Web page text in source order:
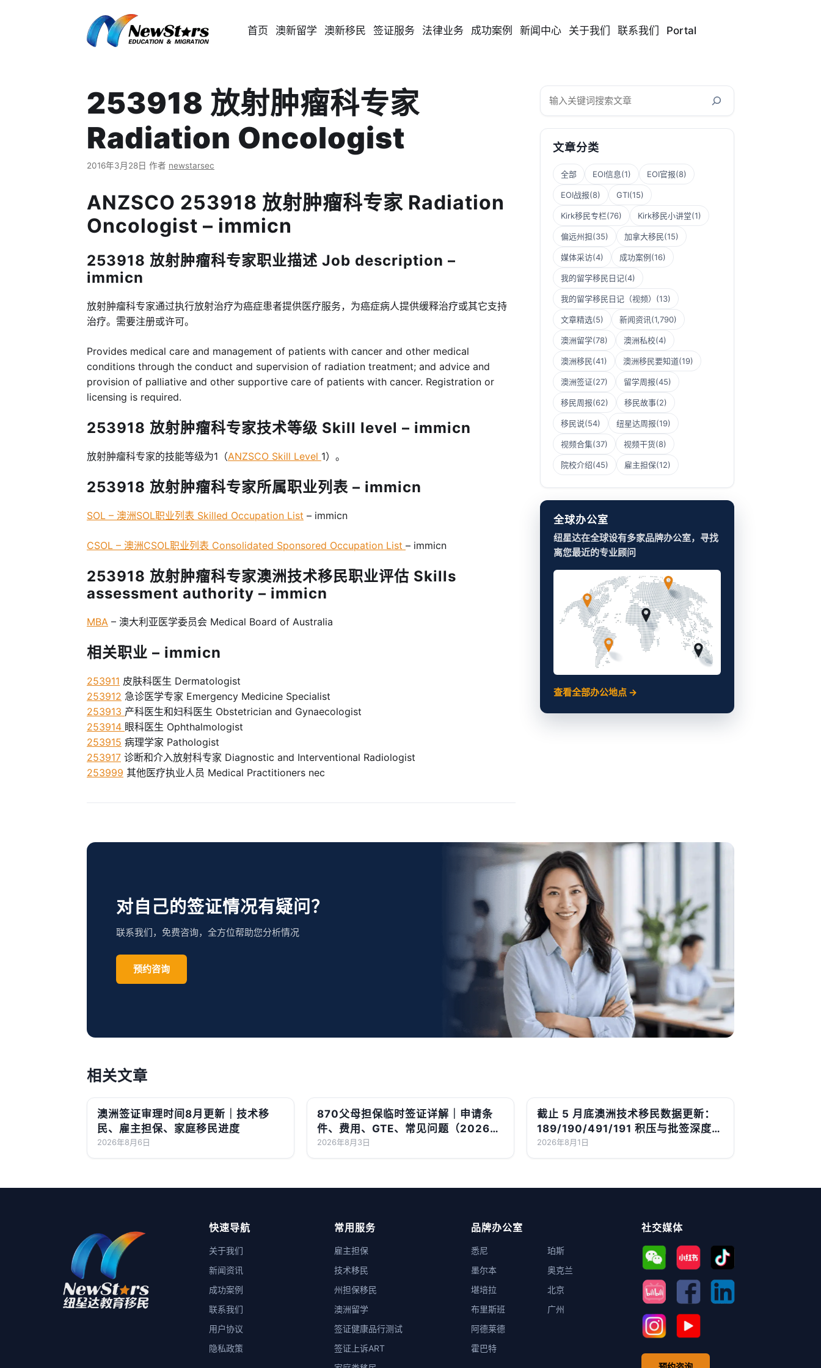
首页 澳新留学 澳新移民 签证服务 法律业务 成功案例 新闻中心 关于我们 联系我们 Portal
253918 放射肿瘤科专家
Radiation Oncologist
2016年3月28日 作者 newstarsec
ANZSCO 253918 放射肿瘤科专家 Radiation
Oncologist – immicn
253918 放射肿瘤科专家职业描述 Job description –
immicn
放射肿瘤科专家通过执行放射治疗为癌症患者提供医疗服务，为癌症病人提供缓释治疗或其它支持
治疗。需要注册或许可。
Provides medical care and management of patients with cancer and other medical
conditions through the conduct and supervision of radiation treatment; and advice and
provision of palliative and other supportive care of patients with cancer. Registration or
licensing is required.
253918 放射肿瘤科专家技术等级 Skill level – immicn
放射肿瘤科专家的技能等级为1（ANZSCO Skill Level 1）。
253918 放射肿瘤科专家所属职业列表 – immicn
SOL – 澳洲SOL职业列表 Skilled Occupation List – immicn
CSOL – 澳洲CSOL职业列表 Consolidated Sponsored Occupation List – immicn
253918 放射肿瘤科专家澳洲技术移民职业评估 Skills
assessment authority – immicn
MBA – 澳大利亚医学委员会 Medical Board of Australia
相关职业 – immicn
253911 皮肤科医生 Dermatologist
253912 急诊医学专家 Emergency Medicine Specialist
253913 产科医生和妇科医生 Obstetrician and Gynaecologist
253914 眼科医生 Ophthalmologist
253915 病理学家 Pathologist
253917 诊断和介入放射科专家 Diagnostic and Interventional Radiologist
253999 其他医疗执业人员 Medical Practitioners nec
搜
文章分类
全部 EOI信息(1) EOI官报(8)
EOI战报(8) GTI(15)
Kirk移民专栏(76) Kirk移民小讲堂(1)
偏远州担(35) 加拿大移民(15)
媒体采访(4) 成功案例(16)
我的留学移民日记(4)
我的留学移民日记（视频） (13)
文章精选(5) 新闻资讯(1,790)
澳洲留学(78) 澳洲私校(4)
澳洲移民(41) 澳洲移民要知道(19)
澳洲签证(27) 留学周报(45)
移民周报(62) 移民故事(2)
移民说(54) 纽星达周报(19)
视频合集(37) 视频干货(8)
院校介绍(45) 雇主担保(12)
全球办公室
纽星达在全球设有多家品牌办公室，寻找
离您最近的专业顾问
查看全部办公地点 →
对自己的签证情况有疑问？
联系我们，免费咨询，全方位帮助您分析情况
预约咨询
相关文章
澳洲签证审理时间8月更新｜技术移
民、雇主担保、家庭移民进度
2026年8月6日
870父母担保临时签证详解｜申请条
件、费用、GTE、常见问题（2026最
新版）
2026年8月3日
截止 5 月底澳洲技术移民数据更新：
189/190/491/191 积压与批签深度解
读
2026年8月1日
快速导航
关于我们
新闻资讯
成功案例
联系我们
用户协议
隐私政策
常用服务
雇主担保
技术移民
州担保移民
澳洲留学
签证健康品行测试
签证上诉ART
品牌办公室
悉尼
墨尔本
堪培拉
布里斯班
阿德莱德
霍巴特
珀斯
奥克兰
北京
广州
社交媒体